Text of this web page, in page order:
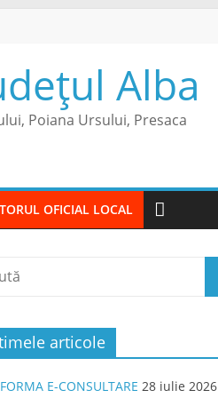
Alba
Poiana Ursului, Presaca
OFICIAL LOCAL
articole
E-CONSULTARE 28 iulie 2026